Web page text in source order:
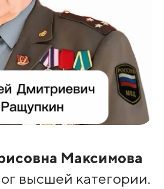
Максимова
высшей категории.